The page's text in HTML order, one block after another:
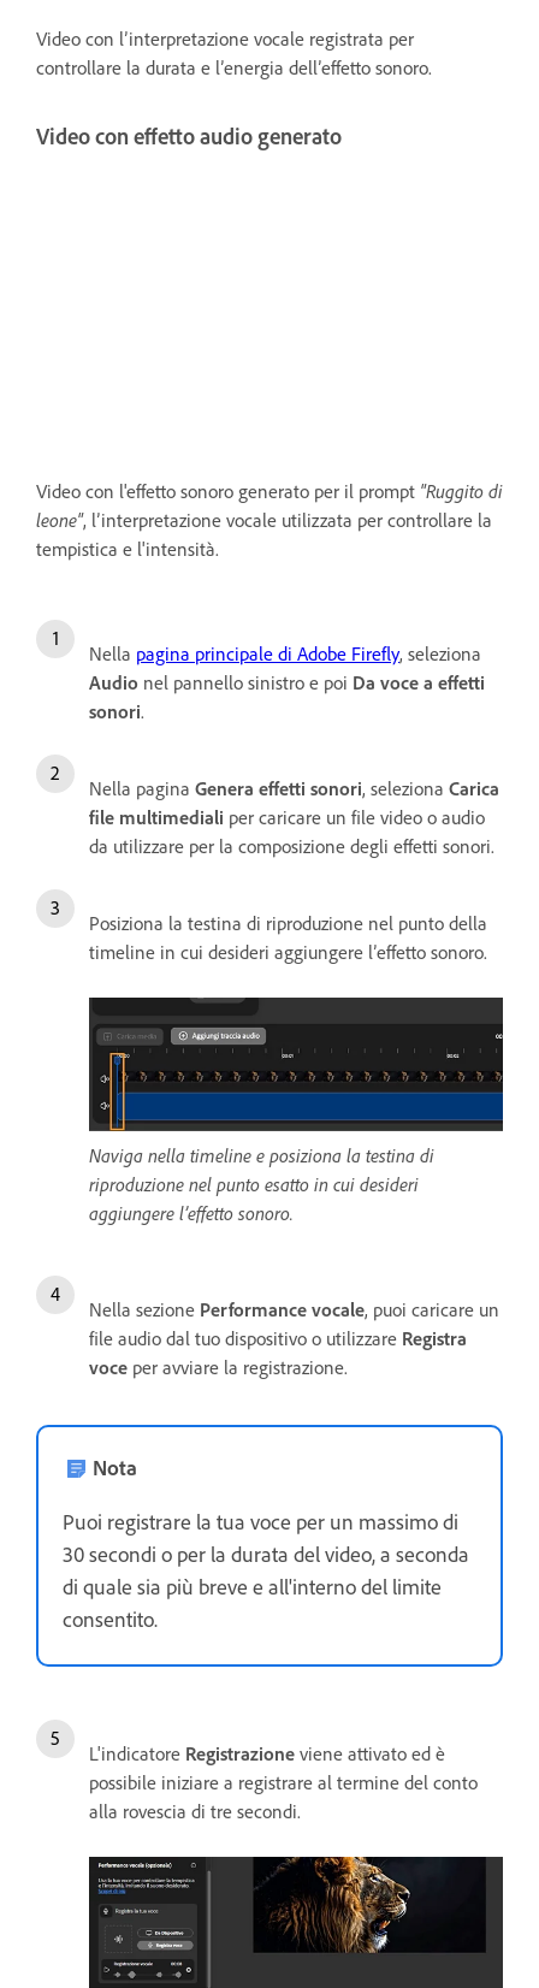
Video con l’interpretazione vocale registrata per
controllare la durata e l’energia dell’effetto sonoro.
Video con effetto audio generato
Video con l'effetto sonoro generato per il prompt "Ruggito di
leone", l’interpretazione vocale utilizzata per controllare la
tempistica e l'intensità.
Nella pagina principale di Adobe Firefly, seleziona
Audio nel pannello sinistro e poi Da voce a effetti
sonori.
Nella pagina Genera effetti sonori, seleziona Carica
file multimediali per caricare un file video o audio
da utilizzare per la composizione degli effetti sonori.
Posiziona la testina di riproduzione nel punto della
timeline in cui desideri aggiungere l’effetto sonoro.
Naviga nella timeline e posiziona la testina di
riproduzione nel punto esatto in cui desideri
aggiungere l’effetto sonoro.
Nella sezione Performance vocale, puoi caricare un
file audio dal tuo dispositivo o utilizzare Registra
voce per avviare la registrazione.
Nota
Puoi registrare la tua voce per un massimo di
30 secondi o per la durata del video, a seconda
di quale sia più breve e all'interno del limite
consentito.
L'indicatore Registrazione viene attivato ed è
possibile iniziare a registrare al termine del conto
alla rovescia di tre secondi.